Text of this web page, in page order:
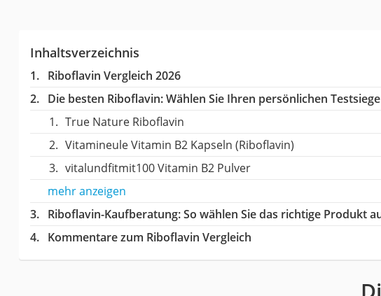
Inhaltsverzeichnis
Riboflavin Vergleich 2026
Die besten Riboflavin:Wählen Sie Ihren persönlichen
True Nature Riboflavin
Vitamineule Vitamin B2 Kapseln (Riboflavin)
vitalundfitmit100 Vitamin B2 Pulver
mehr anzeigen
Riboflavin-Kaufberatung: So wählen Sie das richtige Produkt
Kommentare zum Riboflavin Vergleich